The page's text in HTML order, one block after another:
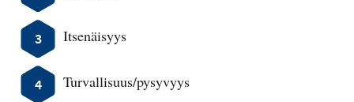
Itsenäisyys
Turvallisuus/pysyvyys